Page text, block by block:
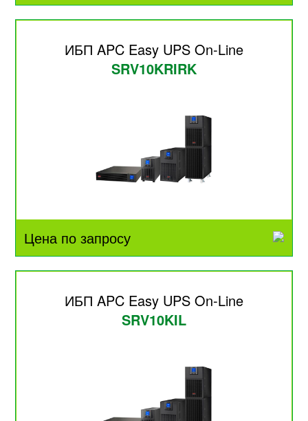
ИБП APC Easy UPS On-Line
SRV10KRIRK
Цена по запросу
ИБП APC Easy UPS On-Line
SRV10KIL